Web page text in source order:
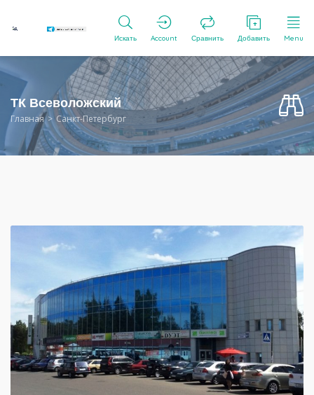
Искать Account Сравнить Добавить Menu
ТК Всеволожский
Главная Санкт-Петербург